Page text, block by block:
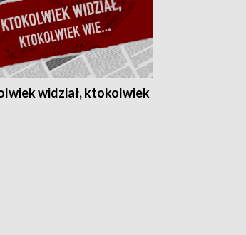
widział, ktokolwiek